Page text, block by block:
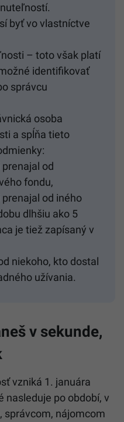
byť vo vlastníctve
– toto však platí
identifikovať
správcu
osoba
a spĺňa tieto
od
fondu,
od iného
dlhšiu ako 5
je tiež zapísaný v
niekoho, kto dostal
užívania.
v sekunde,
vzniká 1. januára
nasleduje po období, v
správcom, nájomcom